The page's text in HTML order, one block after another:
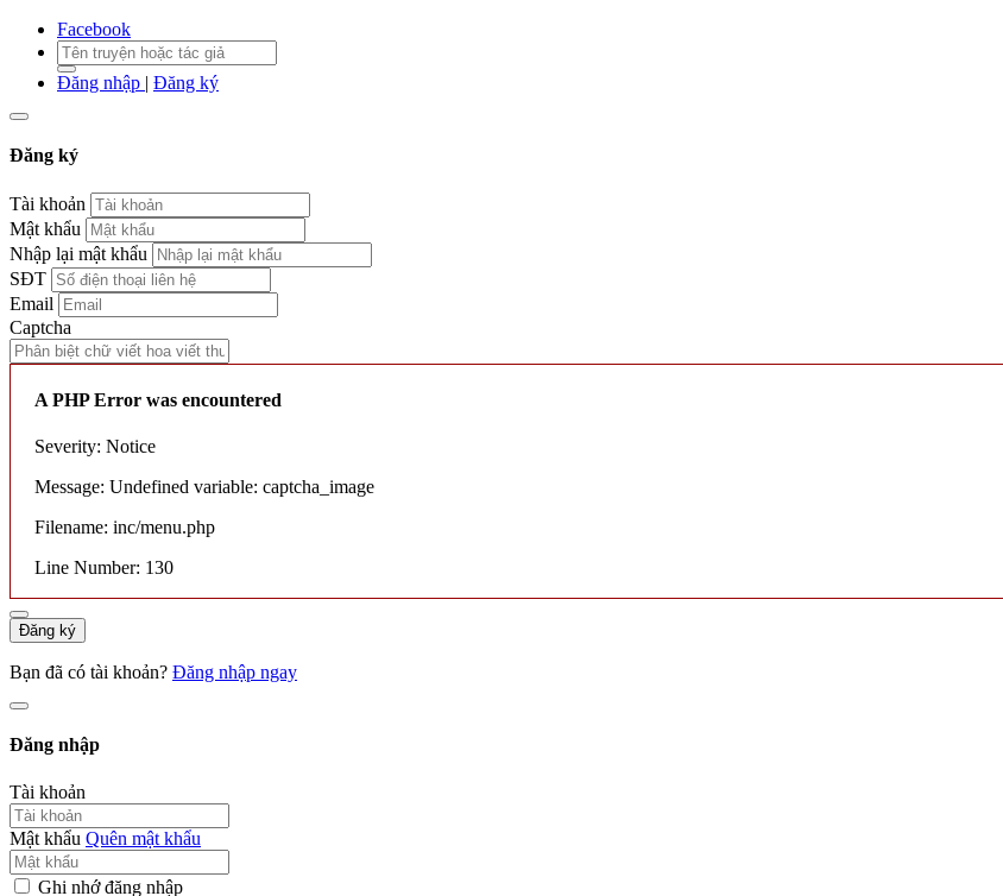
Facebook
Đăng nhập | Đăng ký
Đăng ký
Tài khoản
Mật khẩu
Nhập lại mật khẩu
SĐT
Email
Captcha
A PHP Error was encountered
Severity: Notice
Message: Undefined variable: captcha_image
Filename: inc/menu.php
Line Number: 130
Đăng ký
Bạn đã có tài khoản? Đăng nhập ngay
Đăng nhập
Tài khoản
Mật khẩu Quên mật khẩu
Ghi nhớ đăng nhập